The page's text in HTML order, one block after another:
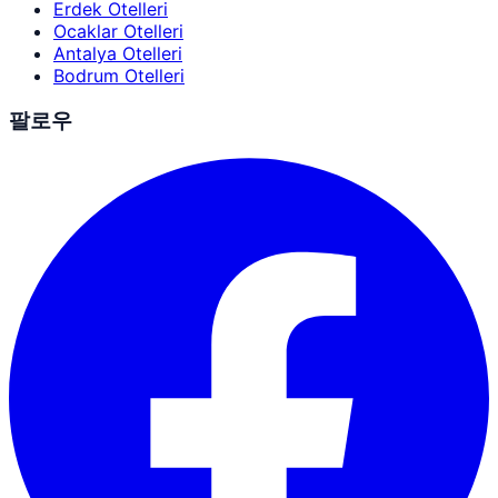
Erdek Otelleri
Ocaklar Otelleri
Antalya Otelleri
Bodrum Otelleri
팔로우